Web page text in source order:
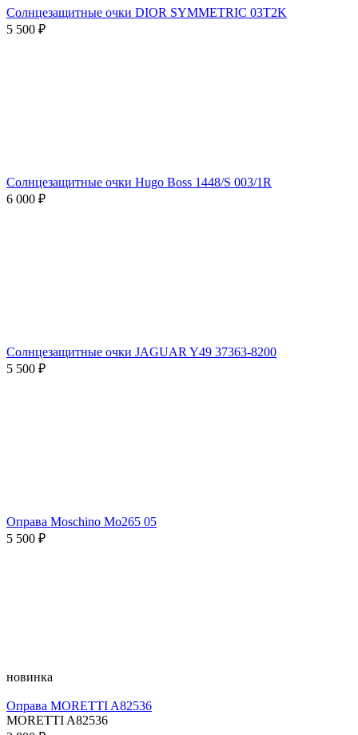
Солнцезащитные очки DIOR SYMMETRIC 03T2K
5 500 ₽
Солнцезащитные очки Hugo Boss 1448/S 003/1R
6 000 ₽
Солнцезащитные очки JAGUAR Y49 37363-8200
5 500 ₽
Оправа Moschino Mo265 05
5 500 ₽
новинка
Оправа MORETTI A82536
MORETTI A82536